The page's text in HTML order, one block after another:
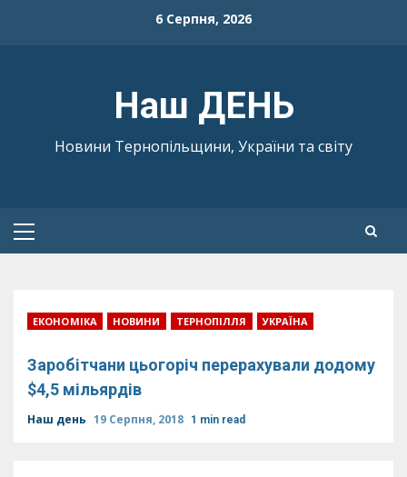
6 Серпня, 2026
Наш ДЕНЬ
Новини Тернопільщини, України та світу
Primary
ЕКОНОМІКА НОВИНИ ТЕРНОПІЛЛЯ УКРАЇНА
Заробітчани цьогоріч перерахували додому
$4,5 мільярдів
Наш день 19 Серпня, 2018 1 min read